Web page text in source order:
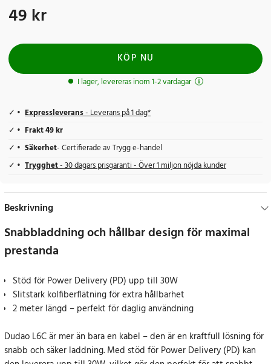
Pris: 49 kr
49 kr
KÖP NU
I lager, levereras inom 1-2 vardagar
Expressleverans- Leverans på 1 dag*
Frakt 49 kr
Säkerhet- Certifierade av Trygg e-handel
Trygghet- 30 dagars prisgaranti - Över 1 miljon nöjda kunder
Beskrivning
Snabbladdning och hållbar design för maximal
prestanda
Stöd för Power Delivery (PD) upp till 30W
Slitstark kolfiberflätning för extra hållbarhet
2 meter längd – perfekt för daglig användning
Dudao L6C är mer än bara en kabel – den är en kraftfull lösning för
snabb och säker laddning. Med stöd för Power Delivery (PD) kan